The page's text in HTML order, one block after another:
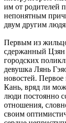
им от родителей
непонятным
двум другим
Первым из
сдержанный
городских
девушка Лянь
новостей.
Кань, вряд ли
люди постоянно
отношения,
своим